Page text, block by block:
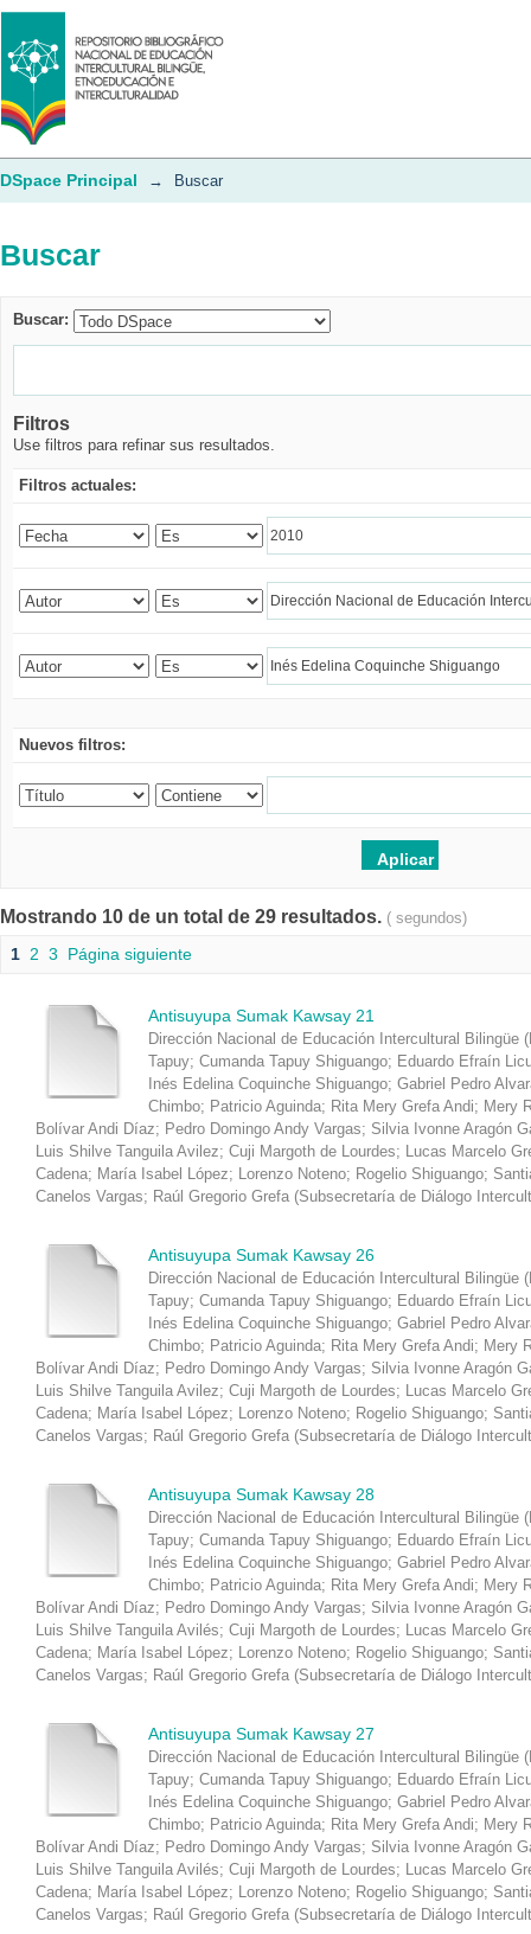
Buscar
DSpace Principal → Buscar
Buscar
Buscar:
Filtros
Use filtros para refinar sus resultados.
Filtros actuales:
Nuevos filtros:
Mostrando 10 de un total de 29 resultados. ( segundos)
1 2 3 Página siguiente
Antisuyupa Sumak Kawsay 21
Dirección Nacional de Educación Intercultural Bilingüe
Tapuy; Cumanda Tapuy Shiguango; Eduardo Efraín
Inés Edelina Coquinche Shiguango; Gabriel Pedro
Chimbo; Patricio Aguinda; Rita Mery Grefa Andi; Mery
Bolívar Andi Díaz; Pedro Domingo Andy Vargas; Silvia Ivonne Aragón
Luis Shilve Tanguila Avilez; Cuji Margoth de Lourdes; Lucas Marcelo
Cadena; María Isabel López; Lorenzo Noteno; Rogelio Shiguango;
Canelos Vargas; Raúl Gregorio Grefa (Subsecretaría de Diálogo
Antisuyupa Sumak Kawsay 26
Dirección Nacional de Educación Intercultural Bilingüe
Tapuy; Cumanda Tapuy Shiguango; Eduardo Efraín
Inés Edelina Coquinche Shiguango; Gabriel Pedro
Chimbo; Patricio Aguinda; Rita Mery Grefa Andi; Mery
Bolívar Andi Díaz; Pedro Domingo Andy Vargas; Silvia Ivonne Aragón
Luis Shilve Tanguila Avilez; Cuji Margoth de Lourdes; Lucas Marcelo
Cadena; María Isabel López; Lorenzo Noteno; Rogelio Shiguango;
Canelos Vargas; Raúl Gregorio Grefa (Subsecretaría de Diálogo
Antisuyupa Sumak Kawsay 28
Dirección Nacional de Educación Intercultural Bilingüe
Tapuy; Cumanda Tapuy Shiguango; Eduardo Efraín
Inés Edelina Coquinche Shiguango; Gabriel Pedro
Chimbo; Patricio Aguinda; Rita Mery Grefa Andi; Mery
Bolívar Andi Díaz; Pedro Domingo Andy Vargas; Silvia Ivonne Aragón
Luis Shilve Tanguila Avilés; Cuji Margoth de Lourdes; Lucas Marcelo
Cadena; María Isabel López; Lorenzo Noteno; Rogelio Shiguango;
Canelos Vargas; Raúl Gregorio Grefa (Subsecretaría de Diálogo
Antisuyupa Sumak Kawsay 27
Dirección Nacional de Educación Intercultural Bilingüe
Tapuy; Cumanda Tapuy Shiguango; Eduardo Efraín
Inés Edelina Coquinche Shiguango; Gabriel Pedro
Chimbo; Patricio Aguinda; Rita Mery Grefa Andi; Mery
Bolívar Andi Díaz; Pedro Domingo Andy Vargas; Silvia Ivonne Aragón
Luis Shilve Tanguila Avilés; Cuji Margoth de Lourdes; Lucas Marcelo
Cadena; María Isabel López; Lorenzo Noteno; Rogelio Shiguango;
Canelos Vargas; Raúl Gregorio Grefa (Subsecretaría de Diálogo